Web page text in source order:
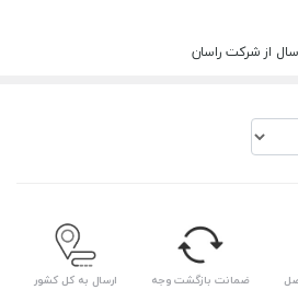
ضمانت بازگشت وجه ارسال به کل کشور